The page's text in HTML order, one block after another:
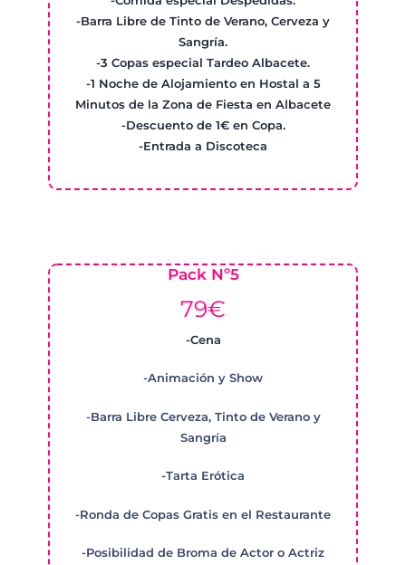
-Barra Libre de Tinto de Verano, Cerveza y
Sangría.
-3 Copas especial Tardeo Albacete.
-1 Noche de Alojamiento en Hostal a 5
Minutos de la Zona de Fiesta en Albacete
-Descuento de 1€ en Copa.
-Entrada a Discoteca
Pack Nº5
79€
-Cena
-Animación y Show
-Barra Libre Cerveza, Tinto de Verano y
Sangría
-Tarta Erótica
-Ronda de Copas Gratis en el Restaurante
-Posibilidad de Broma de Actor o Actriz